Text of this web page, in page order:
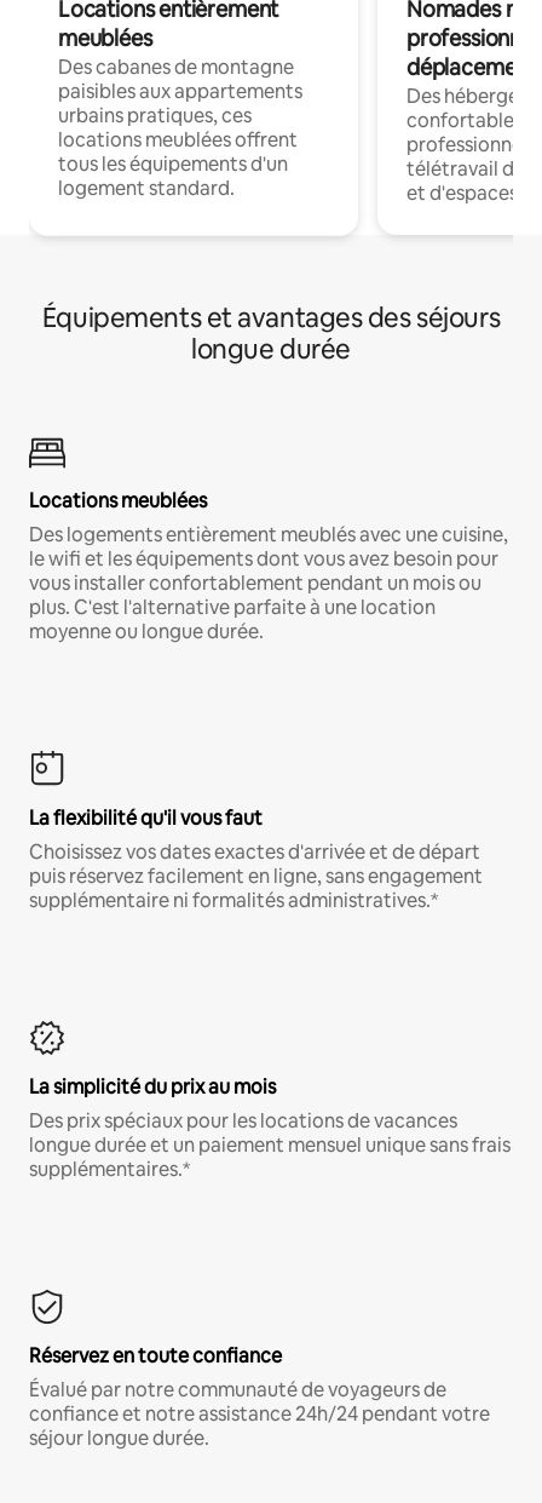
Locations entièrement
meublées
Des cabanes de montagne
paisibles aux appartements
urbains pratiques, ces
locations meublées offrent
tous les équipements d'un
logement standard.
Nomades
déplacement
Des
confortables
professionnels
télétravail
et d'espaces
Équipements et avantages des séjours
longue durée
Locations meublées
Des logements entièrement meublés avec une cuisine,
le wifi et les équipements dont vous avez besoin pour
vous installer confortablement pendant un mois ou
plus. C'est l'alternative parfaite à une location
moyenne ou longue durée.
La flexibilité qu'il vous faut
Choisissez vos dates exactes d'arrivée et de départ
puis réservez facilement en ligne, sans engagement
supplémentaire ni formalités administratives.*
La simplicité du prix au mois
Des prix spéciaux pour les locations de vacances
longue durée et un paiement mensuel unique sans frais
supplémentaires.*
Réservez en toute confiance
Évalué par notre communauté de voyageurs de
confiance et notre assistance 24h/24 pendant votre
séjour longue durée.